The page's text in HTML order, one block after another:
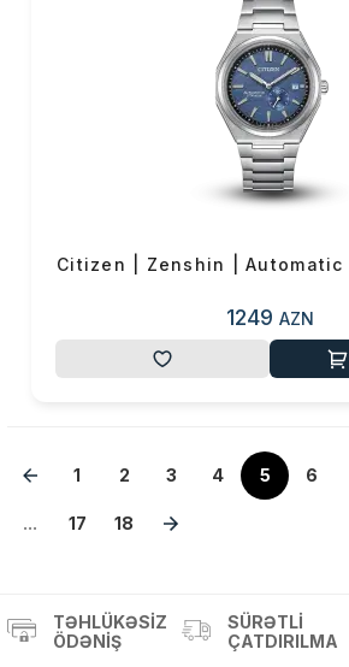
Citizen | Zenshin | Automatic
1249 AZN
1 2 3 4 5 6
... 17 18
TƏHLÜKƏSIZ
ÖDƏNIŞ
SÜRƏTLI
ÇATDIRILMA